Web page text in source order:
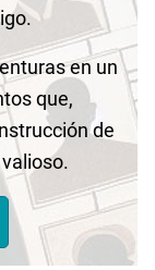
en un
que,
de